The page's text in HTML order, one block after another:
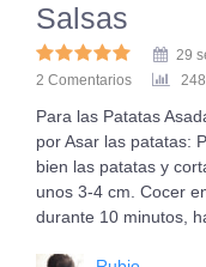
Salsas
29
2 Comentarios
Para las Patatas
por Asar las patatas:
bien las patatas y
unos 3-4 cm. Cocer
durante 10 minutos,